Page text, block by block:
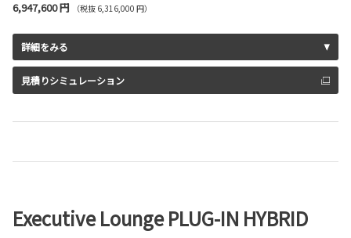
6,947,600 円 （税抜 6,316,000 円）
詳細をみる
見積りシミュレーション
Executive Lounge PLUG-IN HYBRID